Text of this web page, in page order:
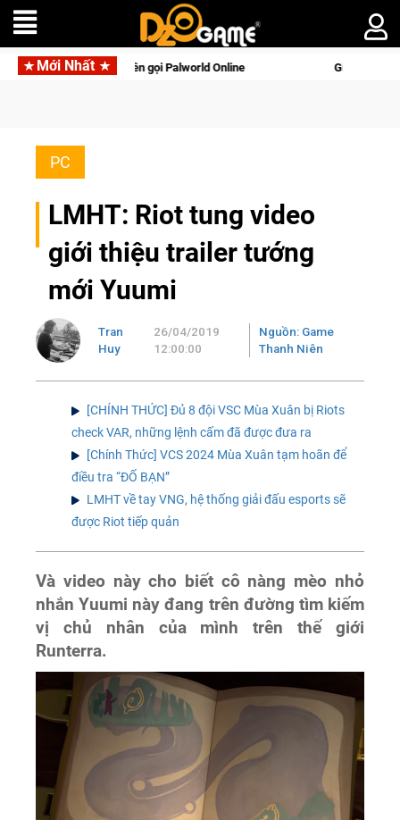
Mới Nhất
động với tên gọi Palworld Online Gia Nhập Closed Beta
PC
LMHT: Riot tung video
giới thiệu trailer tướng
mới Yuumi
Tran
Huy
26/04/2019
12:00:00
Nguồn: Game
Thanh Niên
[CHÍNH THỨC] Đủ 8 đội VSC Mùa Xuân bị Riots
check VAR, những lệnh cấm đã được đưa ra
[Chính Thức] VCS 2024 Mùa Xuân tạm hoãn để
điều tra “ĐỐ BẠN”
LMHT về tay VNG, hệ thống giải đấu esports sẽ
được Riot tiếp quản
Và video này cho biết cô nàng mèo nhỏ
nhắn Yuumi này đang trên đường tìm kiếm
vị chủ nhân của mình trên thế giới
Runterra.